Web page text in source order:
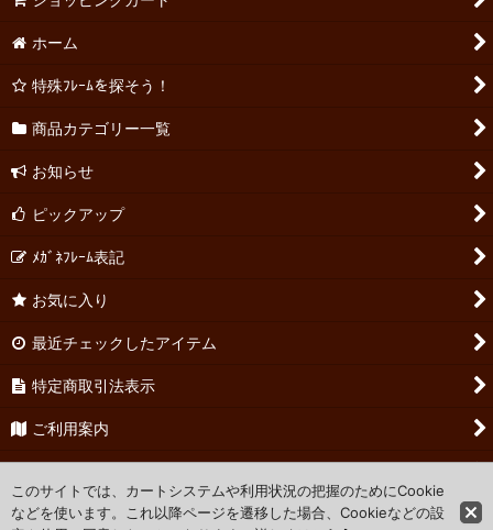
ホーム
特殊ﾌﾚｰﾑを探そう！
商品カテゴリー一覧
お知らせ
ピックアップ
ﾒｶﾞﾈﾌﾚｰﾑ表記
お気に入り
最近チェックしたアイテム
特定商取引法表示
ご利用案内
このサイトでは、カートシステムや利用状況の把握のためにCookie
などを使います。これ以降ページを遷移した場合、Cookieなどの設